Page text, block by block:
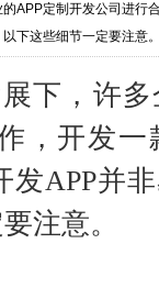
APP定制开发公司进行
下这些细节一定要注意
下，许
，开发
发APP并
注意。